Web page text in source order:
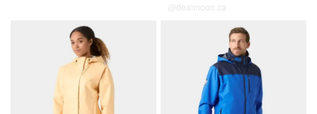
@dealmoon.ca